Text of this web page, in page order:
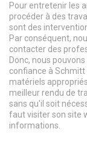
Pour entretenir les
procéder à des
sont des
Par conséquent,
contacter des
Donc, nous
confiance à Schmitt
matériels
meilleur rendu de
sans qu'il soit
faut visiter son site
informations.